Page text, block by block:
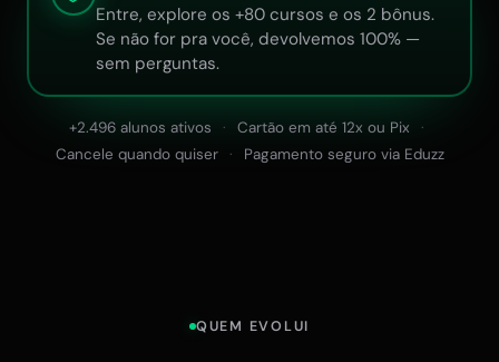
QUEM EVOLUI
Entre, explore os +80 cursos e os 2 bônus.
Se não for pra você, devolvemos 100% —
sem perguntas.
+2.496 alunos ativos
Cartão em até 12x ou Pix
Cancele quando quiser
Pagamento seguro via Eduzz